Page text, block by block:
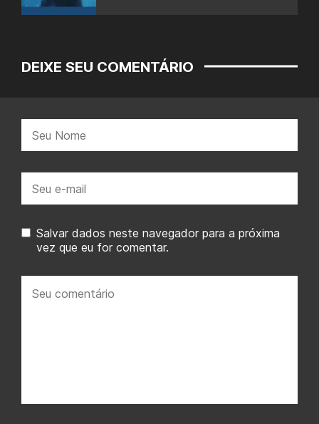
DEIXE SEU COMENTÁRIO
mail:
Salvar dados neste navegador para a próxima
vez que eu for comentar.
comentário: